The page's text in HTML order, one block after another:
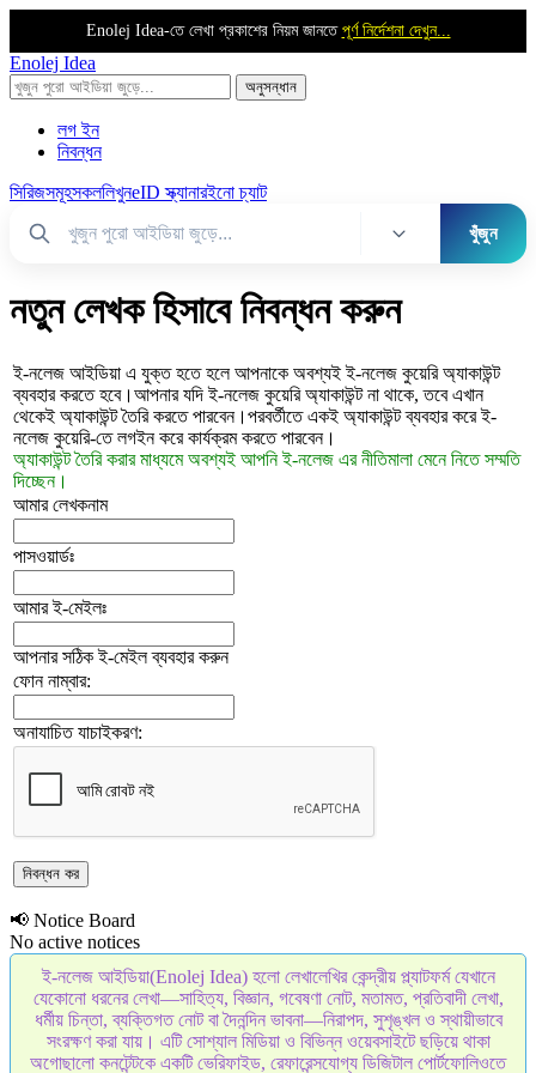
Enolej Idea-তে লেখা প্রকাশের নিয়ম জানতে পূর্ণ নির্দেশনা দেখুন...
Enolej Idea
লগ ইন
নিবন্ধন
সিরিজসমূহসকললিখুনeID স্ক্যানারইনো চ্যাট
খুঁজুন
নতুন লেখক হিসাবে নিবন্ধন করুন
ই-নলেজ আইডিয়া এ যুক্ত হতে হলে আপনাকে অবশ্যই ই-নলেজ কুয়েরি অ্যাকাউন্ট
ব্যবহার করতে হবে।আপনার যদি ই-নলেজ কুয়েরি অ্যাকাউন্ট না থাকে, তবে এখান
থেকেই অ্যাকাউন্ট তৈরি করতে পারবেন।পরবর্তীতে একই অ্যাকাউন্ট ব্যবহার করে ই-
নলেজ কুয়েরি-তে লগইন করে কার্যক্রম করতে পারবেন।
অ্যাকাউন্ট তৈরি করার মাধ্যমে অবশ্যই আপনি ই-নলেজ এর নীতিমালা মেনে নিতে সম্মতি
দিচ্ছেন।
আমার লেখকনাম
পাসওয়ার্ডঃ
আমার ই-মেইলঃ
আপনার সঠিক ই-মেইল ব্যবহার করুন
ফোন নাম্বার:
অনাযাচিত যাচাইকরণ:
📢 Notice Board
No active notices
ই-নলেজ আইডিয়া(Enolej Idea) হলো লেখালেখির কেন্দ্রীয় প্ল্যাটফর্ম যেখানে
যেকোনো ধরনের লেখা—সাহিত্য, বিজ্ঞান, গবেষণা নোট, মতামত, প্রতিবাদী লেখা,
ধর্মীয় চিন্তা, ব্যক্তিগত নোট বা দৈনন্দিন ভাবনা—নিরাপদ, সুশৃঙ্খল ও স্থায়ীভাবে
সংরক্ষণ করা যায়। এটি সোশ্যাল মিডিয়া ও বিভিন্ন ওয়েবসাইটে ছড়িয়ে থাকা
অগোছালো কনটেন্টকে একটি ভেরিফাইড, রেফারেন্সযোগ্য ডিজিটাল পোর্টফোলিওতে